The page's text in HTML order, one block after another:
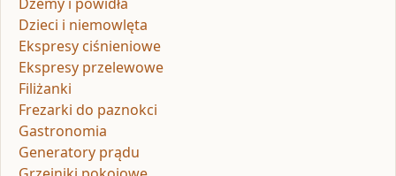
Dzieci i niemowlęta
Ekspresy ciśnieniowe
Ekspresy przelewowe
Filiżanki
Frezarki do paznokci
Gastronomia
Generatory prądu